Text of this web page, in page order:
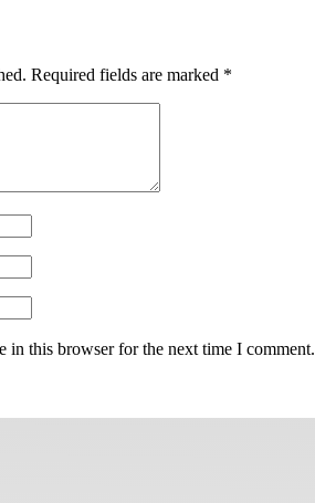
Required fields are marked *
in this browser for the next time I comment.